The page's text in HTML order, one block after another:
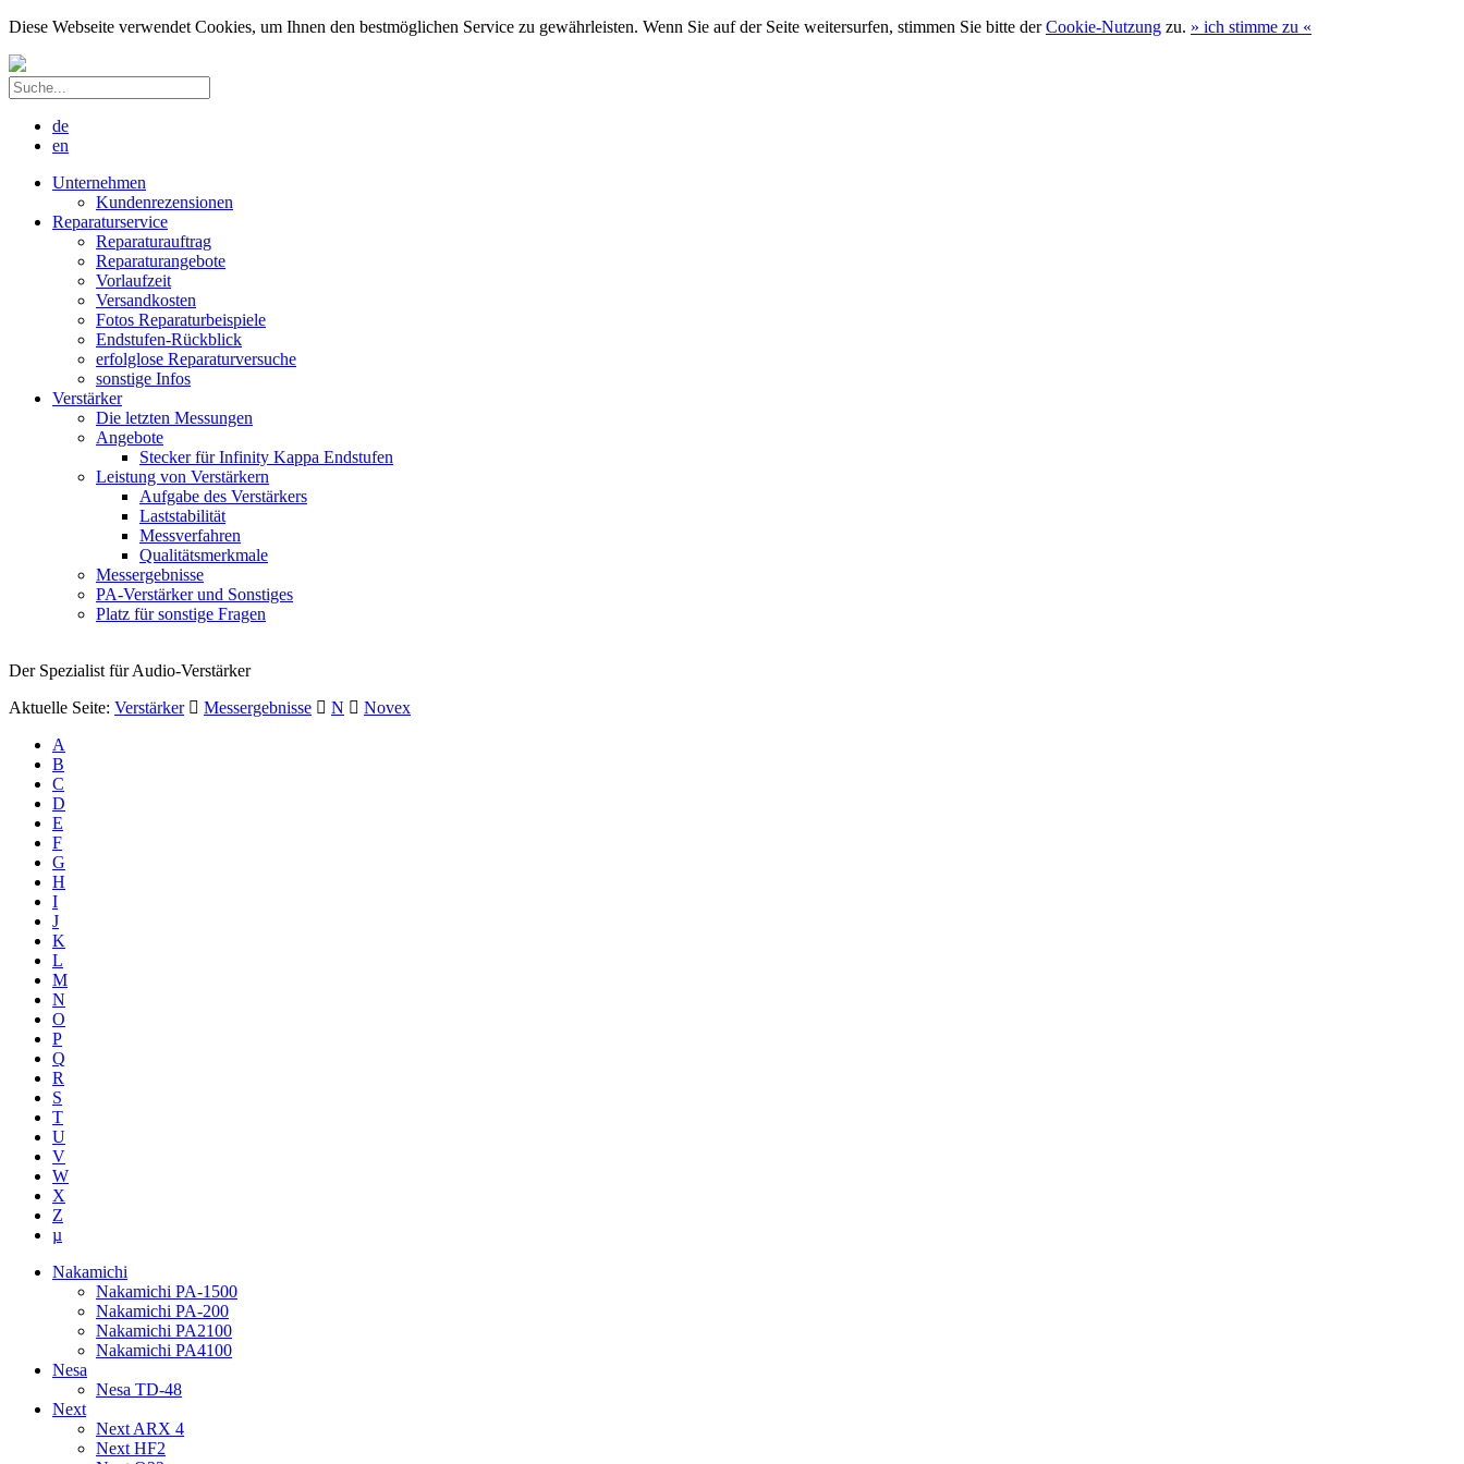
Diese Webseite verwendet Cookies, um Ihnen den bestmöglichen Service zu gewährleisten. Wenn Sie auf der Seite weitersurfen, stimmen Sie bitte derCookie-Nutzung zu. » ich stimme zu «
de
en
Unternehmen
Kundenrezensionen
Reparaturservice
Reparaturauftrag
Reparaturangebote
Vorlaufzeit
Versandkosten
Fotos Reparaturbeispiele
Endstufen-Rückblick
erfolglose Reparaturversuche
sonstige Infos
Verstärker
Die letzten Messungen
Angebote
Stecker für Infinity Kappa Endstufen
Leistung von Verstärkern
Aufgabe des Verstärkers
Laststabilität
Messverfahren
Qualitätsmerkmale
Messergebnisse
PA-Verstärker und Sonstiges
Platz für sonstige Fragen
Der Spezialist für Audio-Verstärker
Aktuelle Seite: Verstärker Messergebnisse N
Novex
A
B
C
D
E
F
G
H
I
J
K
L
M
N
O
P
Q
R
S
T
U
V
W
X
Z
µ
Nakamichi
Nakamichi PA-1500
Nakamichi PA-200
Nakamichi PA2100
Nakamichi PA4100
Nesa
Nesa TD-48
Next
Next ARX 4
Next HF2